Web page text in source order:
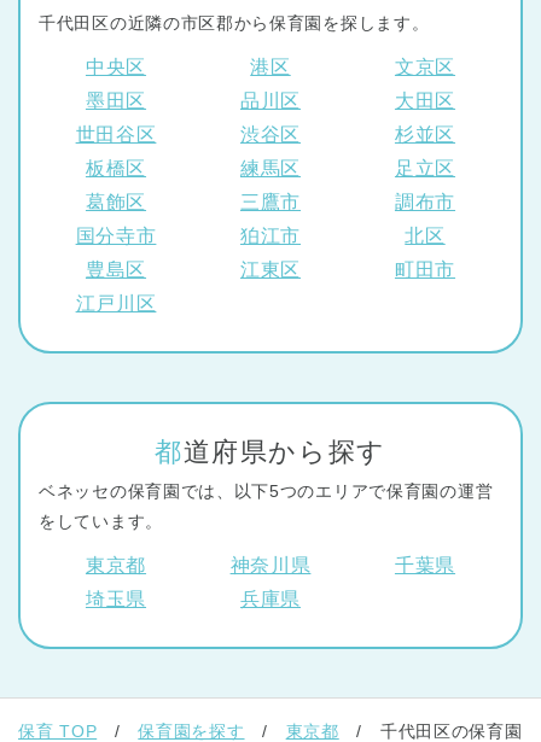
千代田区の近隣の市区郡から保育園を探します。
中央区 港区
文京区
墨田区
品川区
大田区
世田谷区
渋谷区
杉並区
板橋区
練馬区
足立区
葛飾区
三鷹市
調布市
国分寺市
狛江市
北区
豊島区
江東区
町田市
江戸川区
都道府県から探す
ベネッセの保育園では、以下5つのエリアで保育園の運営
をしています。
東京都 神奈川県
千葉県
埼玉県
兵庫県
保育 TOP 保育園を探す 東京都
千代田区の保育園